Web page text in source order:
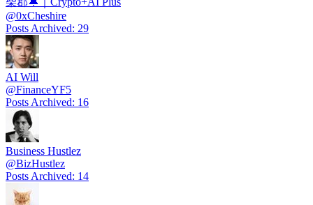
@0xCheshire
Posts Archived: 29
AI Will
@FinanceYF5
Posts Archived: 16
Business Hustlez
@BizHustlez
Posts Archived: 14